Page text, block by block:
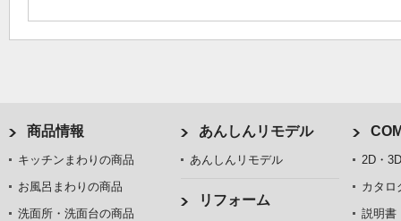
商品情報
キッチンまわりの商品
お風呂まわりの商品
洗面所・洗面台の商品
あんしんリモデル
あんしんリモデル
リフォーム
2D・
カタロ
説明書